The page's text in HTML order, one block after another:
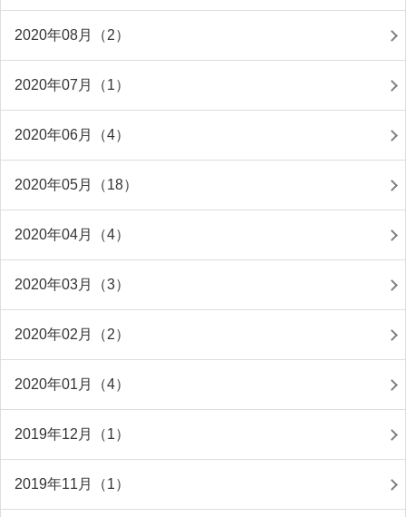
2020年08月（2）
2020年07月（1）
2020年06月（4）
2020年05月（18）
2020年04月（4）
2020年03月（3）
2020年02月（2）
2020年01月（4）
2019年12月（1）
2019年11月（1）